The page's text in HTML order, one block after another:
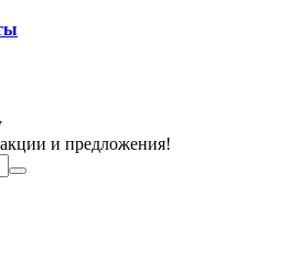
и предложения!